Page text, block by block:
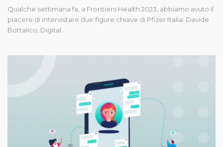
Qualche settimana fa, a Frontiers Health 2023, abbiamo avuto il
piacere di intervistare due figure chiave di Pfizer Italia: Davide
Bottalico, Digital …